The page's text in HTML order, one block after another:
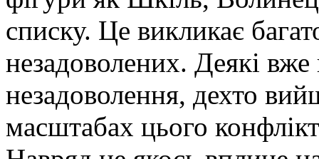
списку. Це викликає
незадоволених. Деякі
незадоволення, дехто
масштабах цього